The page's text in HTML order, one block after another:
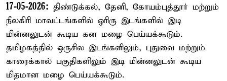
17-05-2026: திண்டுக்கல், தேனி, கோயம்புத்தூர் மற்றும்
நீலகிரி மாவட்டங்களில் ஓரிரு இடங்களில் இடி
மின்னலுடன் கூடிய கன மழை பெய்யக்கூடும்.
தமிழகத்தில் ஒருசில இடங்களிலும், புதுவை மற்றும்
காரைக்கால் பகுதிகளிலும் இடி மின்னலுடன் கூடிய
மிதமான மழை பெய்யக்கூடும்.